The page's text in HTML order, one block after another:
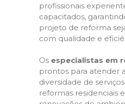
profissionais
capacitados,
projeto de reforma
com qualidade e
Os especialistas em
prontos para atender
diversidade de
reformas residenciais